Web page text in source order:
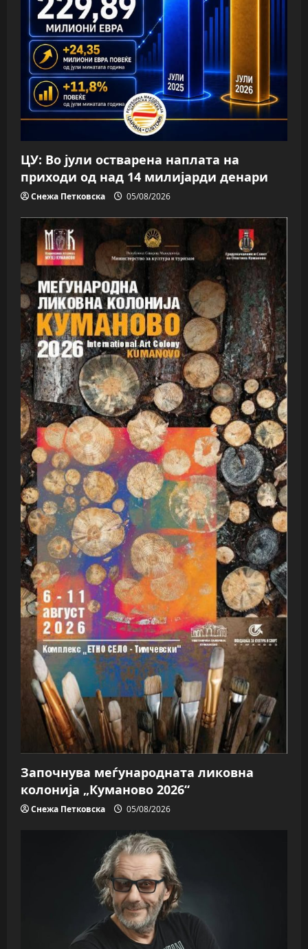
ЦУ: Во јули остварена наплата на
приходи од над 14 милијарди денари
Снежа Петковска 05/08/2026
Започнува меѓународната ликовна
колонија „Куманово 2026“
Снежа Петковска 05/08/2026